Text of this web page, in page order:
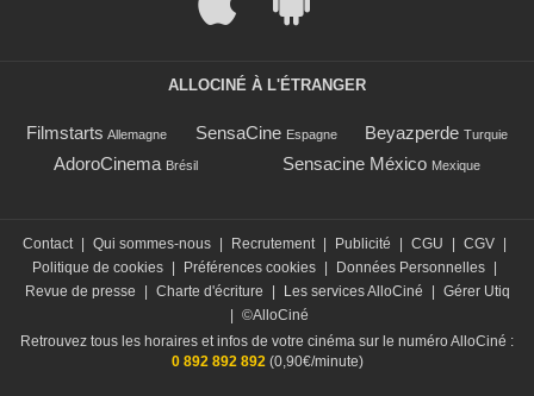
ALLOCINÉ À L'ÉTRANGER
Filmstarts Allemagne SensaCine Espagne Beyazperde Turquie
AdoroCinema Brésil Sensacine México Mexique
Contact Qui sommes-nous Recrutement Publicité CGU CGV
Politique de cookies
Préférences cookies Données Personnelles
Revue de presse
Charte d'écriture Les services AlloCiné
Gérer Utiq
©AlloCiné
Retrouvez tous les horaires et infos de votre cinéma sur le numéro AlloCiné :
0 892 892 892(0,90€/minute)